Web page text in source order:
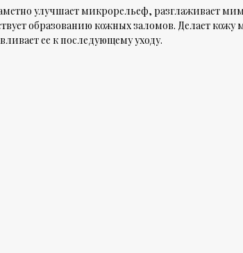
улучшает микрорельеф, разглаживает
образованию кожных заломов. Делает кожу
ее к последующему уходу.